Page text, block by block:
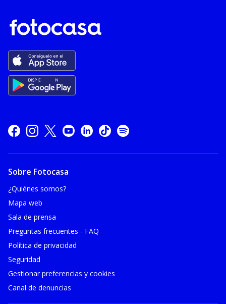
Sobre Fotocasa
¿Quiénes somos?
Mapa web
Sala de prensa
Preguntas frecuentes - FAQ
Política de privacidad
Seguridad
Gestionar preferencias y cookies
Canal de denuncias